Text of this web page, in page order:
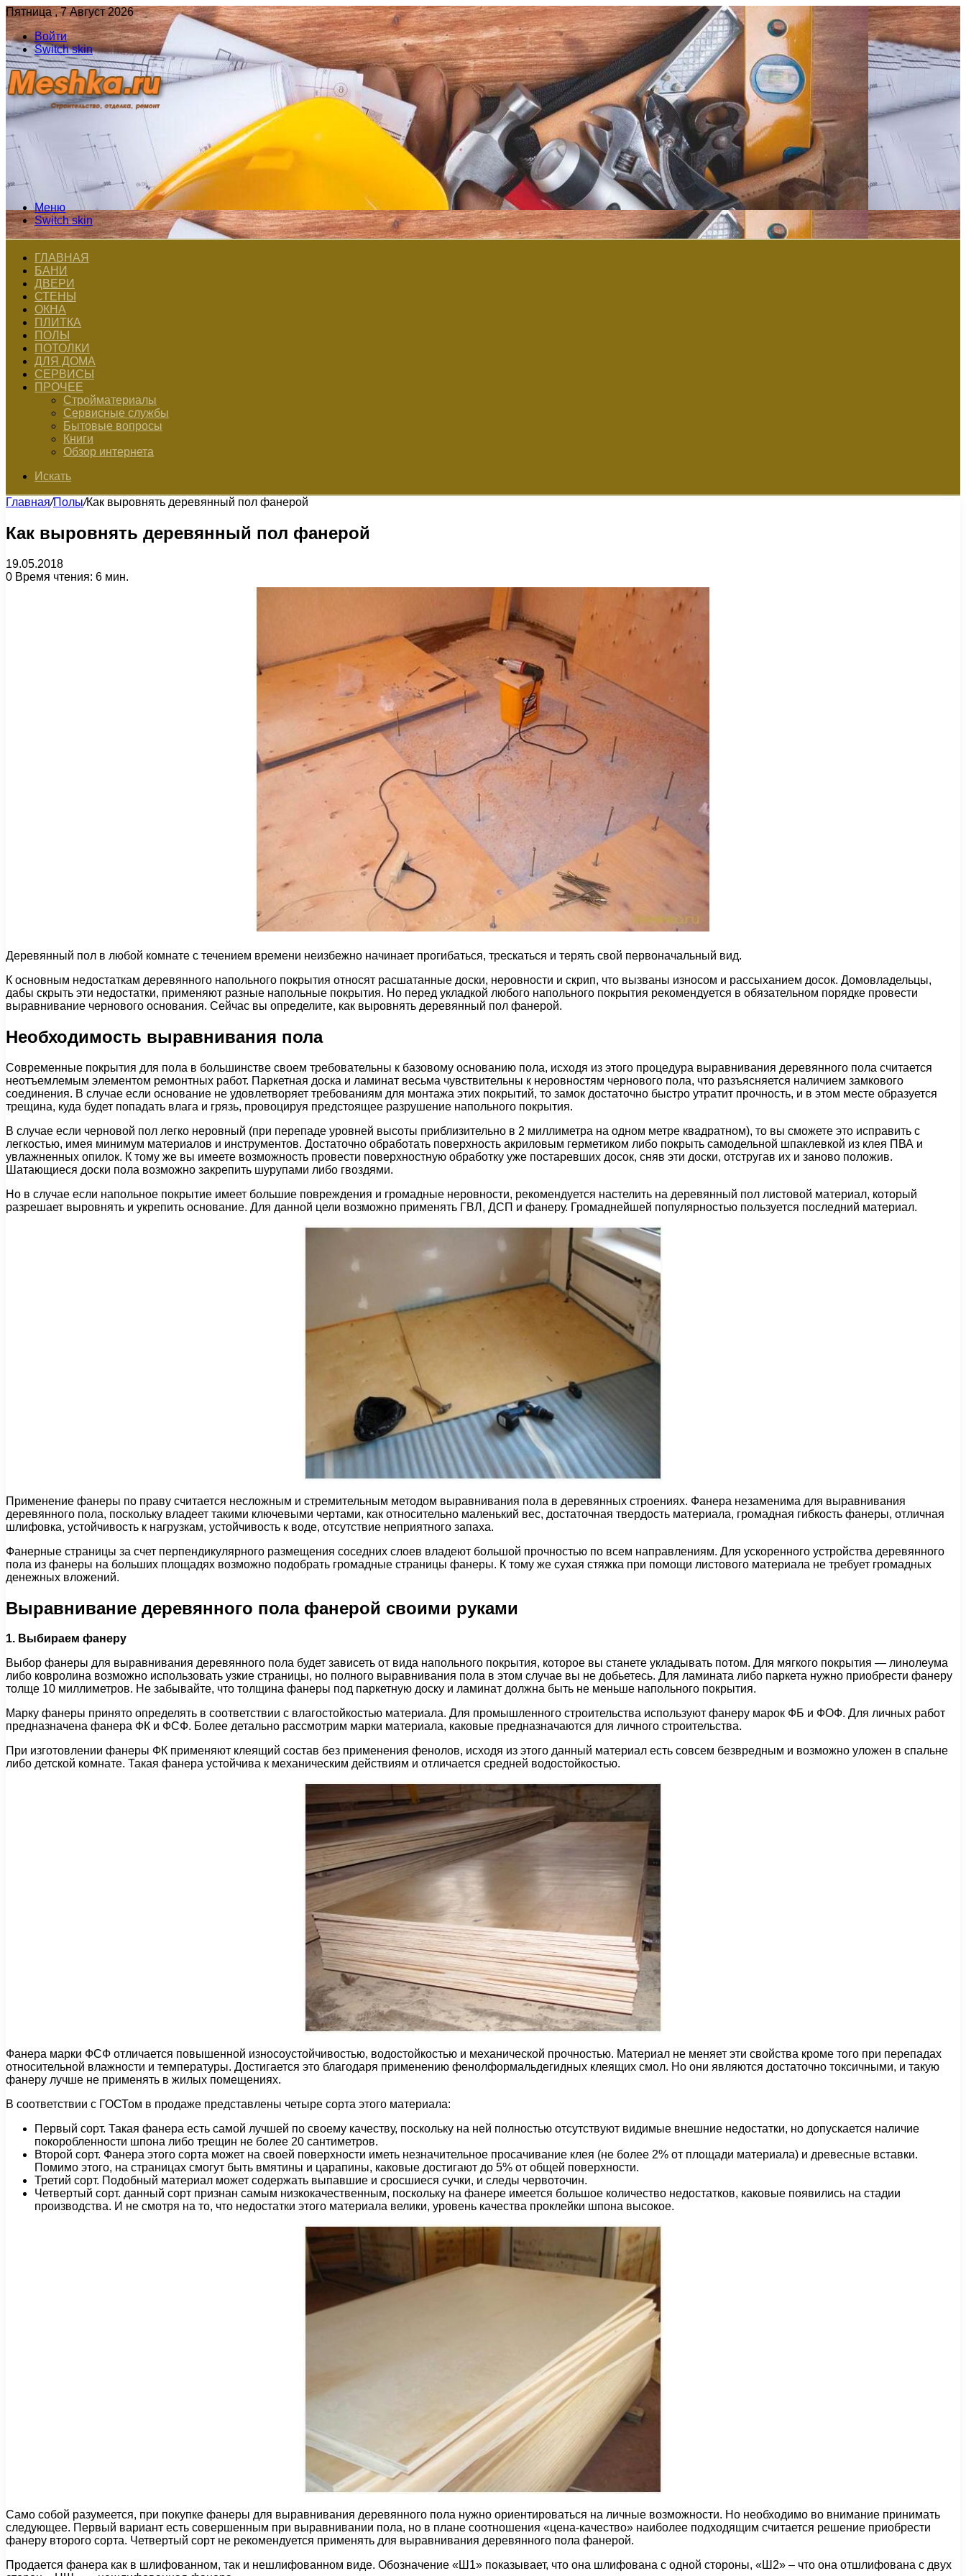
Пятница , 7 Август 2026
Войти
Switch skin
Меню
Switch skin
ГЛАВНАЯ
БАНИ
ДВЕРИ
СТЕНЫ
ОКНА
ПЛИТКА
ПОЛЫ
ПОТОЛКИ
ДЛЯ ДОМА
СЕРВИСЫ
ПРОЧЕЕ
Стройматериалы
Сервисные службы
Бытовые вопросы
Книги
Обзор интернета
Искать
Главная/Полы/Как выровнять деревянный пол фанерой
Как выровнять деревянный пол фанерой
19.05.2018
0 Время чтения: 6 мин.
Деревянный пол в любой комнате с течением времени неизбежно начинает прогибаться, трескаться и терять свой первоначальный вид.
К основным недостаткам деревянного напольного покрытия относят расшатанные доски, неровности и скрип, что вызваны износом и рассыханием досок. Домовладельцы,
дабы скрыть эти недостатки, применяют разные напольные покрытия. Но перед укладкой любого напольного покрытия рекомендуется в обязательном порядке провести
выравнивание чернового основания. Сейчас вы определите, как выровнять деревянный пол фанерой.
Необходимость выравнивания пола
Современные покрытия для пола в большинстве своем требовательны к базовому основанию пола, исходя из этого процедура выравнивания деревянного пола считается
неотъемлемым элементом ремонтных работ. Паркетная доска и ламинат весьма чувствительны к неровностям чернового пола, что разъясняется наличием замкового
соединения. В случае если основание не удовлетворяет требованиям для монтажа этих покрытий, то замок достаточно быстро утратит прочность, и в этом месте образуется
трещина, куда будет попадать влага и грязь, провоцируя предстоящее разрушение напольного покрытия.
В случае если черновой пол легко неровный (при перепаде уровней высоты приблизительно в 2 миллиметра на одном метре квадратном), то вы сможете это исправить с
легкостью, имея минимум материалов и инструментов. Достаточно обработать поверхность акриловым герметиком либо покрыть самодельной шпаклевкой из клея ПВА и
увлажненных опилок. К тому же вы имеете возможность провести поверхностную обработку уже постаревших досок, сняв эти доски, отстругав их и заново положив.
Шатающиеся доски пола возможно закрепить шурупами либо гвоздями.
Но в случае если напольное покрытие имеет большие повреждения и громадные неровности, рекомендуется настелить на деревянный пол листовой материал, который
разрешает выровнять и укрепить основание. Для данной цели возможно применять ГВЛ, ДСП и фанеру. Громаднейшей популярностью пользуется последний материал.
Применение фанеры по праву считается несложным и стремительным методом выравнивания пола в деревянных строениях. Фанера незаменима для выравнивания
деревянного пола, поскольку владеет такими ключевыми чертами, как относительно маленький вес, достаточная твердость материала, громадная гибкость фанеры, отличная
шлифовка, устойчивость к нагрузкам, устойчивость к воде, отсутствие неприятного запаха.
Фанерные страницы за счет перпендикулярного размещения соседних слоев владеют большой прочностью по всем направлениям. Для ускоренного устройства деревянного
пола из фанеры на больших площадях возможно подобрать громадные страницы фанеры. К тому же сухая стяжка при помощи листового материала не требует громадных
денежных вложений.
Выравнивание деревянного пола фанерой своими руками
1. Выбираем фанеру
Выбор фанеры для выравнивания деревянного пола будет зависеть от вида напольного покрытия, которое вы станете укладывать потом. Для мягкого покрытия — линолеума
либо ковролина возможно использовать узкие страницы, но полного выравнивания пола в этом случае вы не добьетесь. Для ламината либо паркета нужно приобрести фанеру
толще 10 миллиметров. Не забывайте, что толщина фанеры под паркетную доску и ламинат должна быть не меньше напольного покрытия.
Марку фанеры принято определять в соответствии с влагостойкостью материала. Для промышленного строительства используют фанеру марок ФБ и ФОФ. Для личных работ
предназначена фанера ФК и ФСФ. Более детально рассмотрим марки материала, каковые предназначаются для личного строительства.
При изготовлении фанеры ФК применяют клеящий состав без применения фенолов, исходя из этого данный материал есть совсем безвредным и возможно уложен в спальне
либо детской комнате. Такая фанера устойчива к механическим действиям и отличается средней водостойкостью.
Фанера марки ФСФ отличается повышенной износоустойчивостью, водостойкостью и механической прочностью. Материал не меняет эти свойства кроме того при перепадах
относительной влажности и температуры. Достигается это благодаря применению фенолформальдегидных клеящих смол. Но они являются достаточно токсичными, и такую
фанеру лучше не применять в жилых помещениях.
В соответствии с ГОСТом в продаже представлены четыре сорта этого материала:
Первый сорт. Такая фанера есть самой лучшей по своему качеству, поскольку на ней полностью отсутствуют видимые внешние недостатки, но допускается наличие
покоробленности шпона либо трещин не более 20 сантиметров.
Второй сорт. Фанера этого сорта может на своей поверхности иметь незначительное просачивание клея (не более 2% от площади материала) и древесные вставки.
Помимо этого, на страницах смогут быть вмятины и царапины, каковые достигают до 5% от общей поверхности.
Третий сорт. Подобный материал может содержать выпавшие и сросшиеся сучки, и следы червоточин.
Четвертый сорт. данный сорт признан самым низкокачественным, поскольку на фанере имеется большое количество недостатков, каковые появились на стадии
производства. И не смотря на то, что недостатки этого материала велики, уровень качества проклейки шпона высокое.
Само собой разумеется, при покупке фанеры для выравнивания деревянного пола нужно ориентироваться на личные возможности. Но необходимо во внимание принимать
следующее. Первый вариант есть совершенным при выравнивании пола, но в плане соотношения «цена-качество» наиболее подходящим считается решение приобрести
фанеру второго сорта. Четвертый сорт не рекомендуется применять для выравнивания деревянного пола фанерой.
Продается фанера как в шлифованном, так и нешлифованном виде. Обозначение «Ш1» показывает, что она шлифована с одной стороны, «Ш2» – что она отшлифована с двух